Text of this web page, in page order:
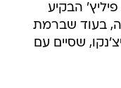
פיליץ' הבקיע
בעוד שברמת
שסיים עם